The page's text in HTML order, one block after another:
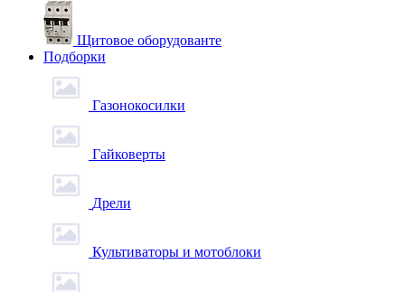
Щитовое оборудованте
Подборки
Газонокосилки
Гайковерты
Дрели
Культиваторы и мотоблоки